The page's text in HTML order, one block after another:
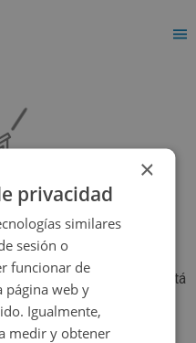
estás buscando ya no está
más opciones...
×
privacidad
similares
sesión o
funcionar de
página web y
Igualmente,
medir y obtener